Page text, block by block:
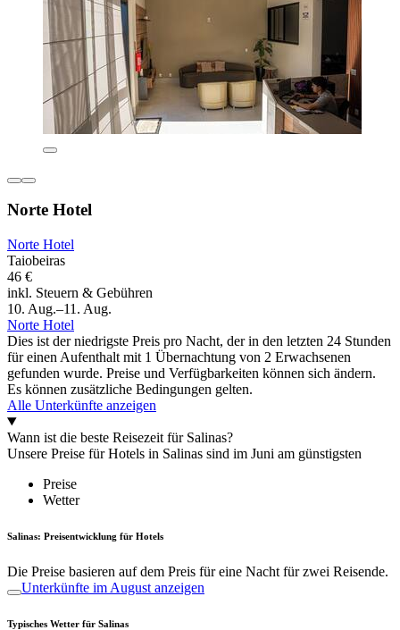
Norte Hotel
Norte Hotel
Taiobeiras
46 €
inkl. Steuern & Gebühren
10. Aug.–11. Aug.
Norte Hotel
Dies ist der niedrigste Preis pro Nacht, der in den letzten 24 Stunden
für einen Aufenthalt mit 1 Übernachtung von 2 Erwachsenen
gefunden wurde. Preise und Verfügbarkeiten können sich ändern.
Es können zusätzliche Bedingungen gelten.
Alle Unterkünfte anzeigen
Wann ist die beste Reisezeit für Salinas?
Unsere Preise für Hotels in Salinas sind im Juni am günstigsten
Preise
Wetter
Salinas: Preisentwicklung für Hotels
Die Preise basieren auf dem Preis für eine Nacht für zwei Reisende.
Unterkünfte im August anzeigen
Typisches Wetter für Salinas